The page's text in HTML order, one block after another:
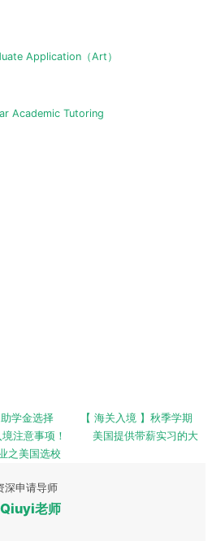
学金选择
【 海关入境 】秋季学期
注意事项！
美国提供带薪实习的大
之美国选校
Qiuyi老师